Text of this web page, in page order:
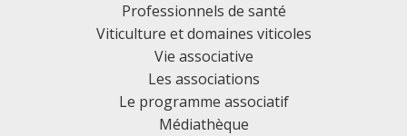
Professionnels de santé
Viticulture et domaines viticoles
Vie associative
Les associations
Le programme associatif
Médiathèque